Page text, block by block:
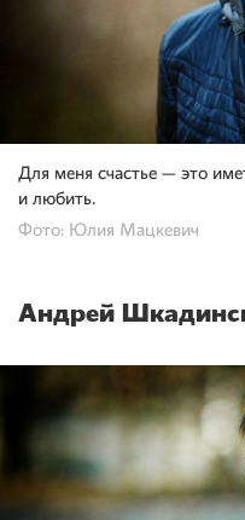
Для меня счастье — это
и любить.
Фото: Юлия Мацкевич
Андрей